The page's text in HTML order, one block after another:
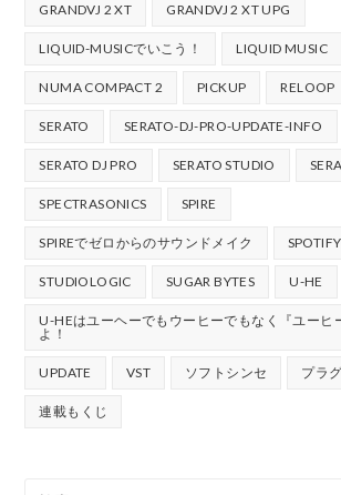
GRANDVJ 2 XT GRANDVJ 2 XT UPG
LIQUID-MUSICでいこう！ LIQUID MUSIC
NUMA COMPACT 2 PICKUP RELOOP
SERATO SERATO-DJ-PRO-UPDATE-INFO
SERATO DJ PRO SERATO STUDIO
SPECTRASONICS SPIRE
SPIREでゼロからのサウンドメイク SPOTIFY
STUDIOLOGIC SUGAR BYTES U-HE
U-HEはユーヘーでもウーヒーでもなく『ユーヒ
よ！
UPDATE VST ソフトシンセ プラ
連載もくじ